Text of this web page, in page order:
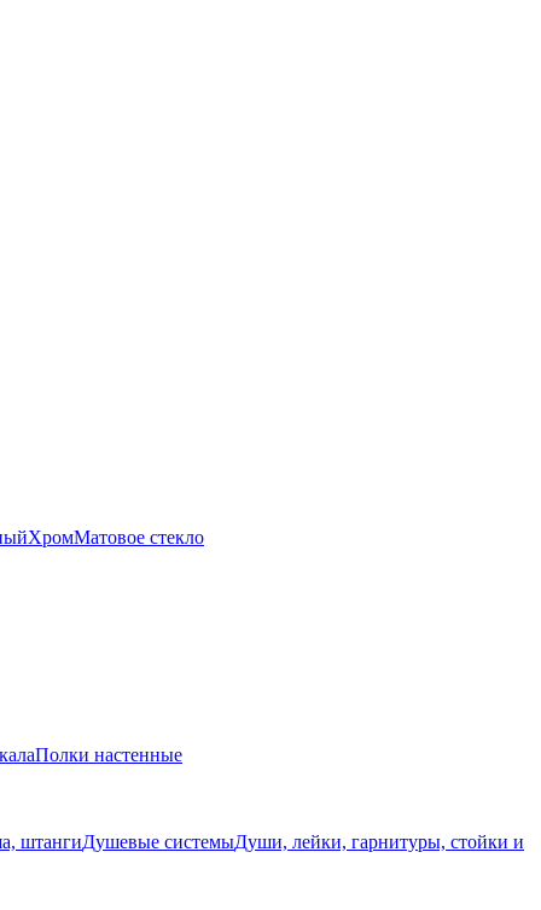
ХромМатовое стекло
Полки настенные
штангиДушевые системыДуши, лейки, гарнитуры, стойки и